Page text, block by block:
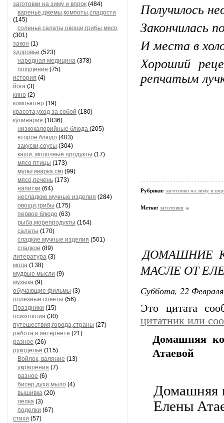
заготовки на зиму и впрок (484)
варенье,джемы,компоты,сладости
(145)
соленья,салаты,овощи,грибы,мясо
(301)
закон (1)
здоровье (523)
народная медицина (378)
похудение (75)
история (4)
йога (3)
кино (2)
компьютер (19)
красота,уход за собой (180)
кулинария (1836)
низкокалорийные блюда (205)
второе блюдо (403)
закуски,соусы (304)
каши, молочные продукты (17)
мясо птицы (173)
мультиварка,свч (99)
мясо,печень (173)
напитки (64)
несладкие мучные изделия (284)
овощи,грибы (175)
первое блюдо (63)
рыба,морепродукты (164)
салаты (170)
сладкие мучные изделия (501)
сладкое (89)
литература (3)
мода (138)
мудрые мысли (9)
музыка (9)
обучающие фильмы (3)
полезные советы (56)
Праздники (15)
психология (30)
путешествия,города,страны (27)
работа в интернете (21)
разное (26)
рукоделье (115)
Войлок, валяние (13)
украшения (7)
разное (6)
бисер,духи,мыло (4)
вышивка (20)
лепка (3)
поделки (67)
стихи (57)
Получилось
Закончилась
И места в
Хороший
репчатым
Рубрики: заготовки на зиму и
Метки: заготовки
ДОМАШНИЕ
МАСЛЕ ОТ
Суббота, 22
Это цитата
цитатник или
Домашняя
Атаевой
Домашняя
Елены